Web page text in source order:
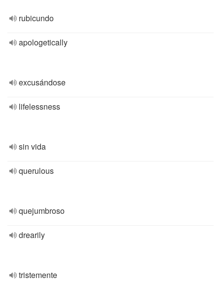
rubicundo
apologetically
excusándose
lifelessness
sin vida
querulous
quejumbroso
drearily
tristemente